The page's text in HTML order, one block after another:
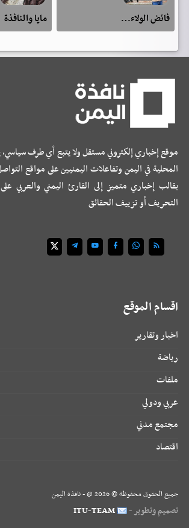
فائض الولاء…
مايا والنافذة
موقع إخباري إلكتروني مستقل ولا يتبع أي طرف
المحلية في اليمن وتفاعلات اليمنيين على مواقع
بقالب إخباري متميز إلى القارئ اليمني والعربي
التحريف أو تزييف الحقائق
اقسام الموقع
اخبار وتقارير
رياضة
ملفات
عربي ودولي
مجتمع مدني
اقتصاد
جميع الحقوق محفوظة ©2026 @ - نافذة اليمن
تصميم وتطوير - ITU-TEAM